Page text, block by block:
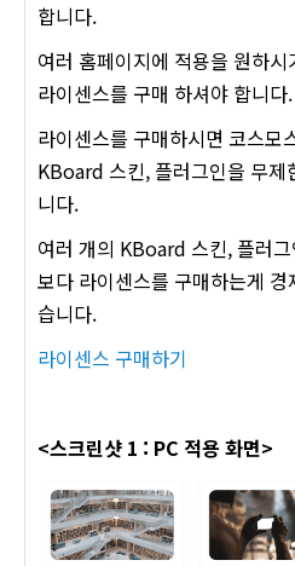
합니다.
여러 홈페이지에 적용을 원하
라이센스를 구매 하셔야 합니다.
라이센스를 구매하시면 코스모
KBoard 스킨, 플러그인을 무제
니다.
여러 개의 KBoard 스킨, 플러
보다 라이센스를 구매하는게
습니다.
라이센스 구매하기
<스크린샷 1 : PC 적용 화면>